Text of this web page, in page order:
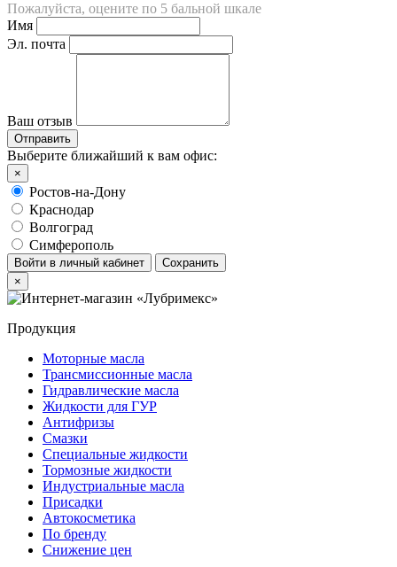
Пожалуйста, оцените по 5 бальной шкале
Имя
Эл. почта
Ваш отзыв
Выберите ближайший к вам офис:
×
Ростов-на-Дону
Краснодар
Волгоград
Симферополь
Войти в личный кабинет
Сохранить
×
Продукция
Моторные масла
Трансмиссионные масла
Гидравлические масла
Жидкости для ГУР
Антифризы
Смазки
Специальные жидкости
Тормозные жидкости
Индустриальные масла
Присадки
Автокосметика
По бренду
Снижение цен